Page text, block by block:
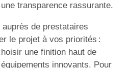
transparence rassurante.
de prestataires
le projet à vos priorités :
une finition haut de
innovants. Pour